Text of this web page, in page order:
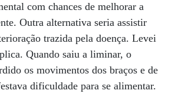
com chances de melhorar a
Outra alternativa seria assistir
trazida pela doença. Levei
Quando saiu a liminar, o
os movimentos dos braços e de
dificuldade para se alimentar.